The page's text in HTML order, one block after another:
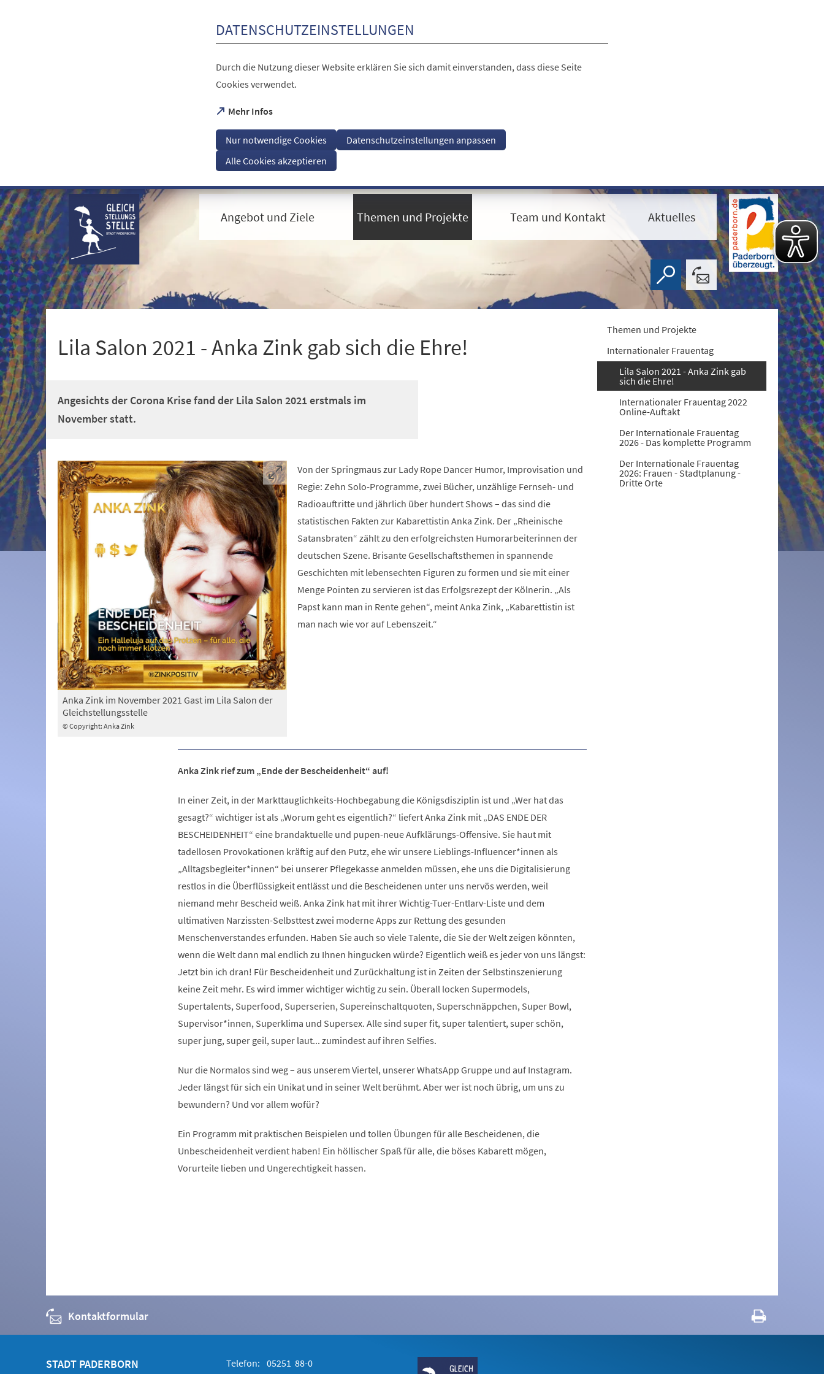
Visuelle
Assistenzsoftware
öffnen.
Mit
der
Tastatur
erreichbar
über
ALT
+
1
DATENSCHUTZEINSTELLUNGEN
Durch die Nutzung dieser Website erklären Sie sich damit einverstanden, dass diese Seite
Cookies verwendet.
Mehr Infos
(Öffnet
einem
neuen
Tab)
Nur notwendige Cookies
Datenschutzeinstellungen anpassen
Alle Cookies akzeptieren
Angebot und Ziele Themen und Projekte Team und Kontakt Aktuelles
Lila Salon 2021 - Anka Zink gab sich die Ehre!
Angesichts der Corona Krise fand der Lila Salon 2021 erstmals im
November statt.
© Copyright: Anka Zink
Anka Zink im November 2021 Gast im Lila Salon der
Gleichstellungsstelle
Von der Springmaus zur Lady Rope Dancer Humor, Improvisation und
Regie: Zehn Solo-Programme, zwei Bücher, unzählige Fernseh- und
Radioauftritte und jährlich über hundert Shows – das sind die
statistischen Fakten zur Kabarettistin Anka Zink. Der „Rheinische
Satansbraten“ zählt zu den erfolgreichsten Humorarbeiterinnen der
deutschen Szene. Brisante Gesellschaftsthemen in spannende
Geschichten mit lebensechten Figuren zu formen und sie mit einer
Menge Pointen zu servieren ist das Erfolgsrezept der Kölnerin. „Als
Papst kann man in Rente gehen“, meint Anka Zink, „Kabarettistin ist
man nach wie vor auf Lebenszeit.“
Anka Zink rief zum „Ende der Bescheidenheit“ auf!
In einer Zeit, in der Markttauglichkeits-Hochbegabung die Königsdisziplin ist und „Wer hat das
gesagt?“ wichtiger ist als „Worum geht es eigentlich?“ liefert Anka Zink mit „DAS ENDE DER
BESCHEIDENHEIT“ eine brandaktuelle und pupen-neue Aufklärungs-Offensive. Sie haut mit
tadellosen Provokationen kräftig auf den Putz, ehe wir unsere Lieblings-Influencer*innen als
„Alltagsbegleiter*innen“ bei unserer Pflegekasse anmelden müssen, ehe uns die Digitalisierung
restlos in die Überflüssigkeit entlässt und die Bescheidenen unter uns nervös werden, weil
niemand mehr Bescheid weiß. Anka Zink hat mit ihrer Wichtig-Tuer-Entlarv-Liste und dem
ultimativen Narzissten-Selbsttest zwei moderne Apps zur Rettung des gesunden
Menschenverstandes erfunden. Haben Sie auch so viele Talente, die Sie der Welt zeigen könnten,
wenn die Welt dann mal endlich zu Ihnen hingucken würde? Eigentlich weiß es jeder von uns längst:
Jetzt bin ich dran! Für Bescheidenheit und Zurückhaltung ist in Zeiten der Selbstinszenierung
keine Zeit mehr. Es wird immer wichtiger wichtig zu sein. Überall locken Supermodels,
Supertalents, Superfood, Superserien, Supereinschaltquoten, Superschnäppchen, Super Bowl,
Supervisor*innen, Superklima und Supersex. Alle sind super fit, super talentiert, super schön,
super jung, super geil, super laut... zumindest auf ihren Selfies.
Nur die Normalos sind weg – aus unserem Viertel, unserer WhatsApp Gruppe und auf Instagram.
Jeder längst für sich ein Unikat und in seiner Welt berühmt. Aber wer ist noch übrig, um uns zu
bewundern? Und vor allem wofür?
Ein Programm mit praktischen Beispielen und tollen Übungen für alle Bescheidenen, die
Unbescheidenheit verdient haben! Ein höllischer Spaß für alle, die böses Kabarett mögen,
Vorurteile lieben und Ungerechtigkeit hassen.
Themen und Projekte
Internationaler Frauentag
Lila Salon 2021 - Anka Zink gab
sich die Ehre!
Internationaler Frauentag 2022
Online-Auftakt
Der Internationale Frauentag
2026 - Das komplette Programm
Der Internationale Frauentag
2026: Frauen - Stadtplanung -
Dritte Orte
Kontaktformular
STADT PADERBORN
Telefon: 05251 88-0